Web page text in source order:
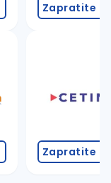
Zapratite
Zapratite